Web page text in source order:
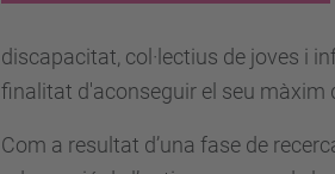
discapacitat, col·lectius de joves i
finalitat d'aconseguir el seu màxim
Com a resultat d’una fase de